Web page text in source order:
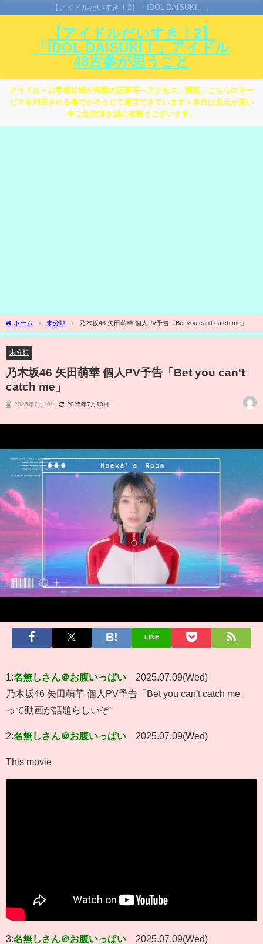
【アイドルだいすき！2】「IDOL DAISUKI！」
【アイドルだいすき！2】
「IDOL DAISUKI！」アイドル
48古参が思うこと
アイドル＜お客様皆様が掲載の記事等へアクセス、閲覧、こちらのサー
ビスを利用される事でかろうじて運営できています＞本日は足元が悪い
中ご足労頂き誠に有難うございます。
ホーム 未分類 乃木坂46 矢田萌華 個人PV予告「Bet you can't catch me」
未分類
乃木坂46 矢田萌華 個人PV予告「Bet you can't
catch me」
2025年7月10日 2025年7月10日
LINE
1:名無しさん＠お腹いっぱい
2025.07.09(Wed)
乃木坂46 矢田萌華 個人PV予告「Bet you can't catch me」
って動画が話題らしいぞ
2:名無しさん＠お腹いっぱい 2025.07.09(Wed)
This movie
3:名無しさん＠お腹いっぱい
2025.07.09(Wed)